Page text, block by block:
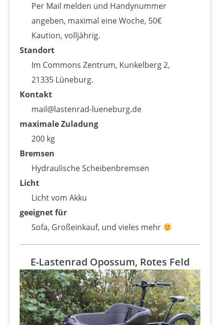
Per Mail melden und Handynummer
angeben, maximal eine Woche, 50€
Kaution, volljährig.
Standort
Im Commons Zentrum, Kunkelberg 2,
21335 Lüneburg.
Kontakt
mail@lastenrad-lueneburg.de
maximale Zuladung
200 kg
Bremsen
Hydraulische Scheibenbremsen
Licht
Licht vom Akku
geeignet für
Sofa, Großeinkauf, und vieles mehr
E-Lastenrad Opossum, Rotes Feld